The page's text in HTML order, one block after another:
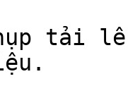
tải